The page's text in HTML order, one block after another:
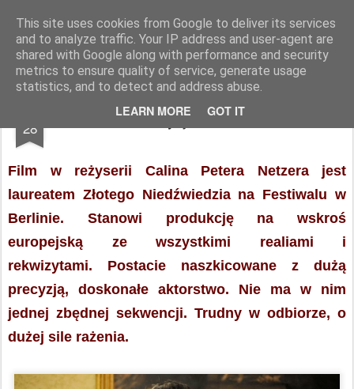
This site uses cookies from Google to deliver its services
and to analyze traffic. Your IP address and user-agent are
shared with Google along with performance and security
metrics to ensure quality of service, generate usage
statistics, and to detect and address abuse.
LEARN MORE GOT IT
Dojrzałe Kino filmowe spotkania krakowskich seniorów
Strona główna Informacje
28 Pozycja dziecka
Film w reżyserii Calina Petera Netzera jest
laureatem Złotego Niedźwiedzia na Festiwalu w
Berlinie. Stanowi produkcję na wskroś
europejską ze wszystkimi realiami i
rekwizytami. Postacie naszkicowane z dużą
precyzją, doskonałe aktorstwo. Nie ma w nim
jednej zbędnej sekwencji. Trudny w odbiorze, o
dużej sile rażenia.